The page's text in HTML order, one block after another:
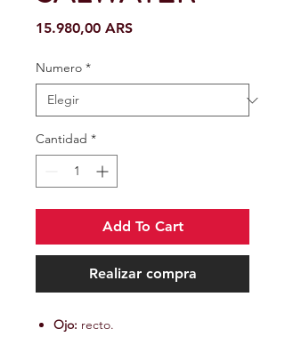
15.980,00 ARSPrecio
Numero *
Cantidad *
Add To Cart
Realizar compra
Ojo: recto.